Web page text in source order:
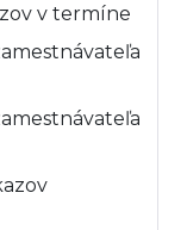
v termíne